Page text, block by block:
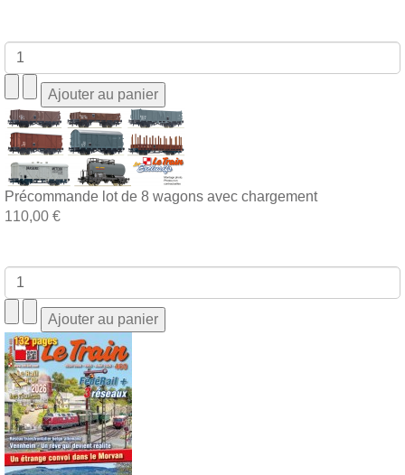
Précommande lot de 8 wagons avec chargement
110,00 €